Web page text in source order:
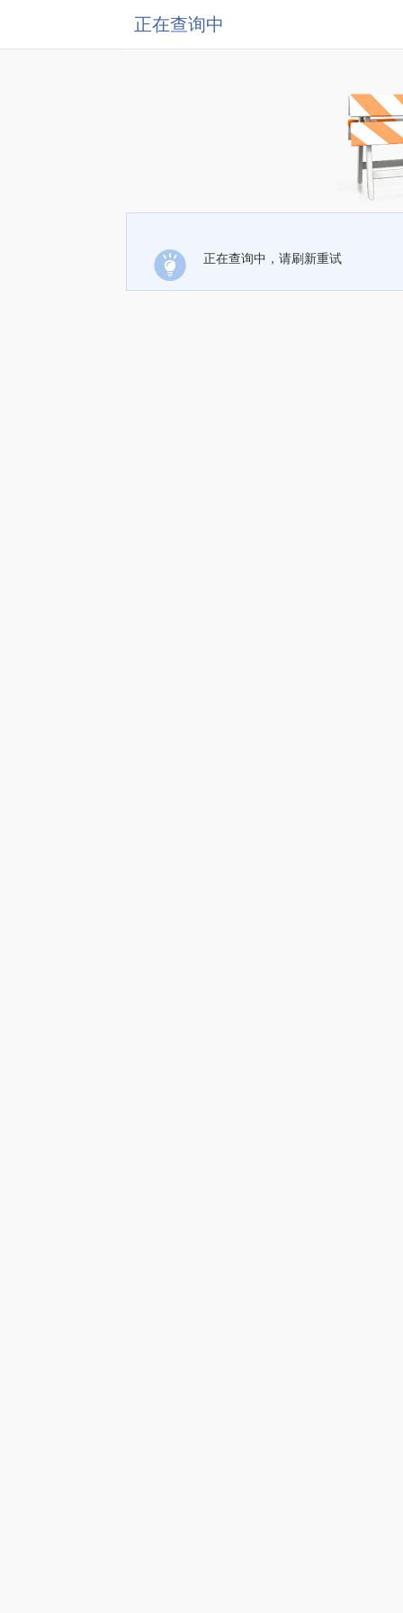
正在查询中
正在查询中，请刷新重试